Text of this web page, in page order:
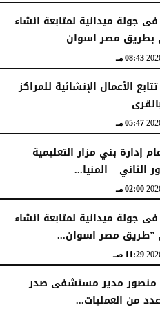
جولة ميدانية لمتابعة انشاء
بطريق مصر اسوان
08:43 مـ
الأعمال الإنشائية للمراكز
05:47 مـ
إدارة بني مزار التعليمية
الثاني _ المنيا...
02:00 مـ
جولة ميدانية لمتابعة انشاء
”طريق مصر اسوان...
11:29 صـ
منصور مدير مستشفى صدر
من العمليات...